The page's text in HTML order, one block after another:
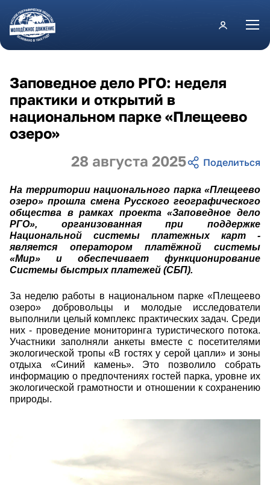
Перейти к основному содержанию
28 августа 2025
Заповедное дело РГО: неделя
практики и открытий в
национальном парке «Плещеево
озеро»
На территории национального парка «Плещеево
озеро» прошла смена Русского географического
общества в рамках проекта «Заповедное дело
РГО», организованная при поддержке
Национальной системы платежных карт -
является оператором платёжной системы
«Мир» и обеспечивает функционирование
Системы быстрых платежей (СБП).
За неделю работы в национальном парке «Плещеево
озеро» добровольцы и молодые исследователи
выполнили целый комплекс практических задач. Среди
них - проведение мониторинга туристического потока.
Участники заполняли анкеты вместе с посетителями
экологической тропы «В гостях у серой цапли» и зоны
отдыха «Синий камень». Это позволило собрать
информацию о предпочтениях гостей парка, уровне их
экологической грамотности и отношении к сохранению
природы.